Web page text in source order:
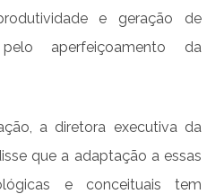
e geração de
aperfeiçoamento da
a diretora executiva da
que a adaptação a essas
e conceituais tem